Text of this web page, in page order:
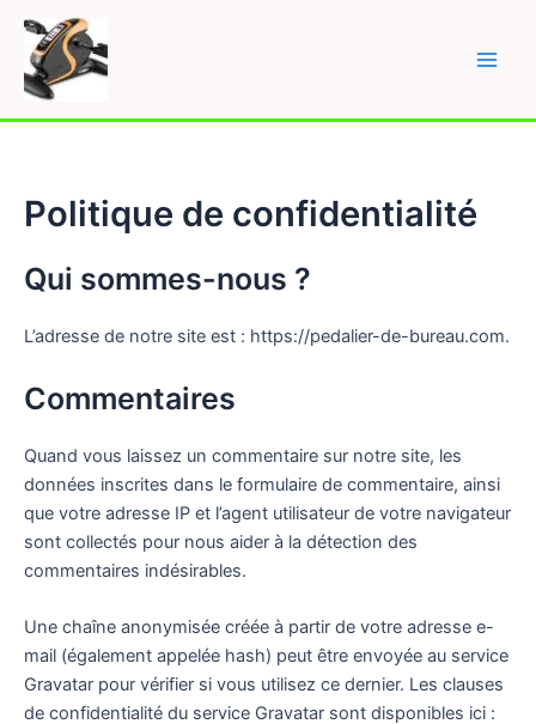
content
Politique de confidentialité
Qui sommes-nous ?
L’adresse de notre site est : https://pedalier-de-bureau.com.
Commentaires
Quand vous laissez un commentaire sur notre site, les
données inscrites dans le formulaire de commentaire, ainsi
que votre adresse IP et l’agent utilisateur de votre navigateur
sont collectés pour nous aider à la détection des
commentaires indésirables.
Une chaîne anonymisée créée à partir de votre adresse e-
mail (également appelée hash) peut être envoyée au service
Gravatar pour vérifier si vous utilisez ce dernier. Les clauses
de confidentialité du service Gravatar sont disponibles ici :